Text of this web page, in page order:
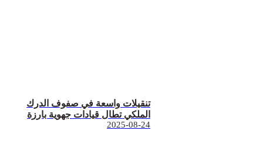
تنقيلات واسعة في صفوف الدرك
الملكي تطال قيادات جهوية بارزة
2025-08-24